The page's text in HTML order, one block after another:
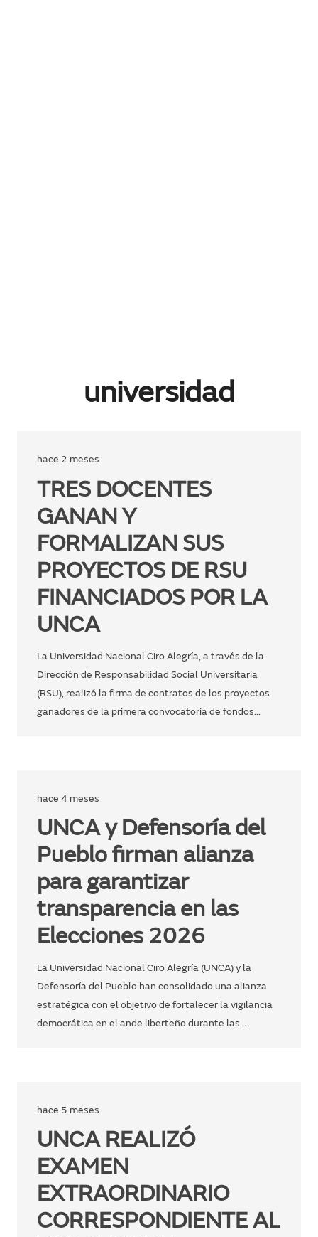
universidad
hace 2 meses
TRES DOCENTES
GANAN Y
FORMALIZAN SUS
PROYECTOS DE RSU
FINANCIADOS POR LA
UNCA
La Universidad Nacional Ciro Alegría, a través de la
Dirección de Responsabilidad Social Universitaria
(RSU), realizó la firma de contratos de los proyectos
ganadores de la primera convocatoria de fondos…
hace 4 meses
UNCA y Defensoría del
Pueblo firman alianza
para garantizar
transparencia en las
Elecciones 2026
La Universidad Nacional Ciro Alegría (UNCA) y la
Defensoría del Pueblo han consolidado una alianza
estratégica con el objetivo de fortalecer la vigilancia
democrática en el ande liberteño durante las…
hace 5 meses
UNCA REALIZÓ
EXAMEN
EXTRAORDINARIO
CORRESPONDIENTE AL